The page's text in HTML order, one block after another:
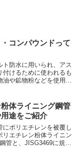
コンパウンドって
防水に用いられ、アス
けるために使われるも
や鉱物粉などを使用し
であり、風化すると保
なると、防止改修が必要
ストを抑えるために
場合には、定期的に行
体ライニング鋼管
途をご紹介
ポリエチレンを被覆し
リエチレン粉体ライニン
管と、JISG3469に規定